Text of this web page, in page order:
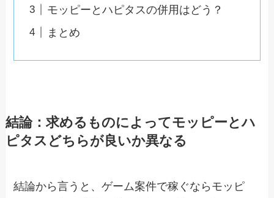
モッピーとハピタスの併用はどう？
まとめ
結論：求めるものによってモッピーとハ
ピタスどちらが良いか異なる
結論から言うと、ゲーム案件で稼ぐならモッピ